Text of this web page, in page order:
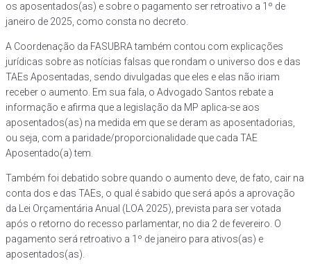
os aposentados(as) e sobre o pagamento ser retroativo a 1º de
janeiro de 2025, como consta no decreto.
A Coordenação da FASUBRA também contou com explicações
jurídicas sobre as notícias falsas que rondam o universo dos e das
TAEs Aposentadas, sendo divulgadas que eles e elas não iriam
receber o aumento. Em sua fala, o Advogado Santos rebate a
informação e afirma que a legislação da MP aplica-se aos
aposentados(as) na medida em que se deram as aposentadorias,
ou seja, com a paridade/proporcionalidade que cada TAE
Aposentado(a) tem.
Também foi debatido sobre quando o aumento deve, de fato, cair na
conta dos e das TAEs, o qual é sabido que será após a aprovação
da Lei Orçamentária Anual (LOA 2025), prevista para ser votada
após o retorno do recesso parlamentar, no dia 2 de fevereiro. O
pagamento será retroativo a 1º de janeiro para ativos(as) e
aposentados(as).